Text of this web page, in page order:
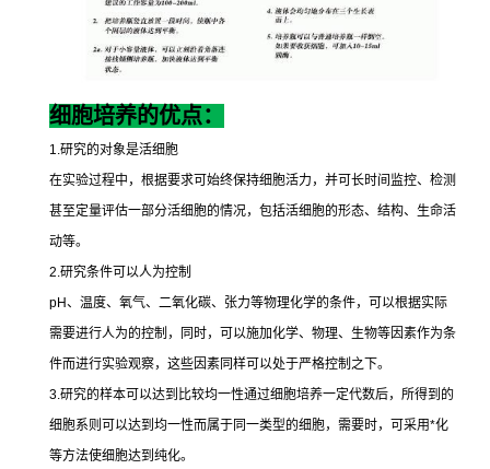
细胞培养的优点：
1.研究的对象是活细胞
在实验过程中，根据要求可始终保持细胞活力，并可长时间监控、检测
甚至定量评估一部分活细胞的情况，包括活细胞的形态、结构、生命活
动等。
2.研究条件可以人为控制
pH、温度、氧气、二氧化碳、张力等物理化学的条件，可以根据实际
需要进行人为的控制，同时，可以施加化学、物理、生物等因素作为条
件而进行实验观察，这些因素同样可以处于严格控制之下。
3.研究的样本可以达到比较均一性通过细胞培养一定代数后，所得到的
细胞系则可以达到均一性而属于同一类型的细胞，需要时，可采用*化
等方法使细胞达到纯化。